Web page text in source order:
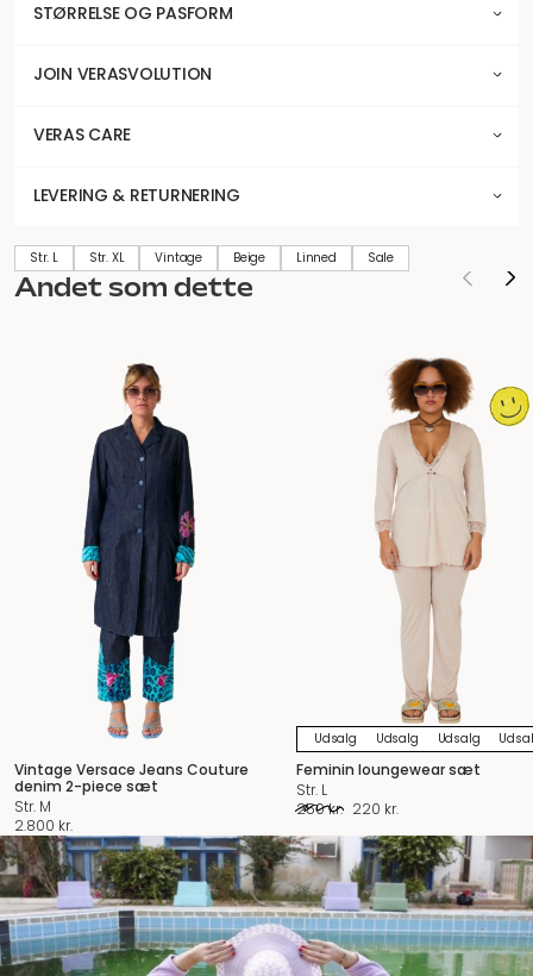
STØRRELSE OG PASFORM
JOIN VERASVOLUTION
VERAS CARE
LEVERING & RETURNERING
Str. L Str. XL Vintage Beige Linned Sale
Andet som dette
Vintage Versace Jeans Couture
denim 2-piece sæt
Str. M
2.800 kr.
Udsalg Udsalg Udsalg
Feminin loungewear sæt
Str. L
250kr. Original
was:
250 kr..
220 kr.
is:
220 kr..